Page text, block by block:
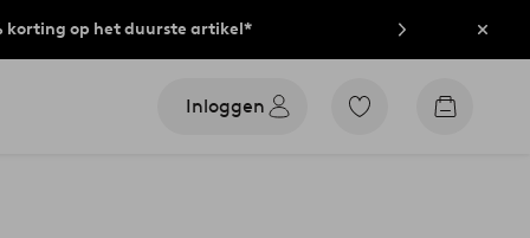
korting op het duurste artikel*
Inloggen
Ga
Go